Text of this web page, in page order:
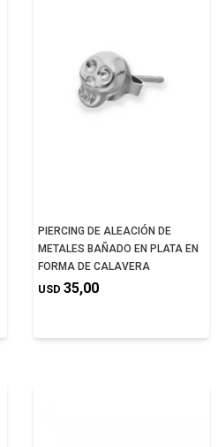
PIERCING DE ALEACIÓN DE
METALES BAÑADO EN PLATA EN
FORMA DE CALAVERA
USD 35,00